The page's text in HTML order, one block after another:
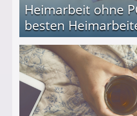
Heimarbeit ohne
besten